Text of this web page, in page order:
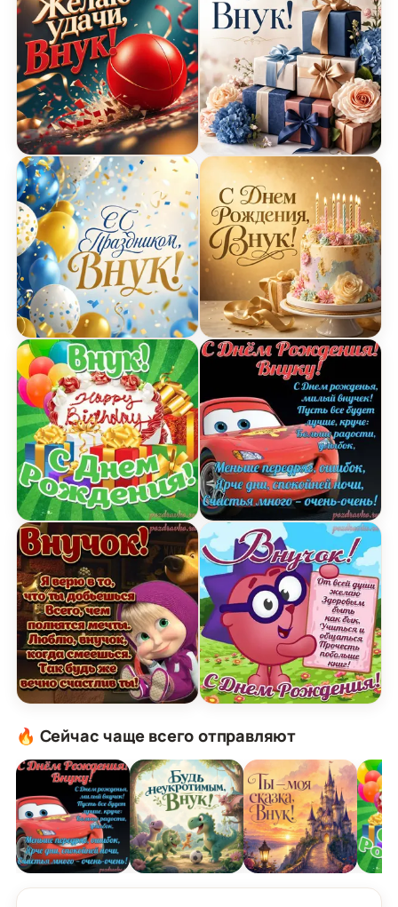
Открытка с Днем Рождения с спортивным мячом
Открытка с Днем Рождения с шарами и
Открытка с Днем Рождения Внуку и
Картинка с Днем Рождения внуку внучку на
Открытка с Днем
Открытка с Днем
Открытка на день
Открытка с днем
🔥 Сейчас чаще всего отправляют